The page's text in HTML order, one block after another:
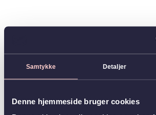
Samtykke Detaljer
Denne hjemmeside bruger cookies